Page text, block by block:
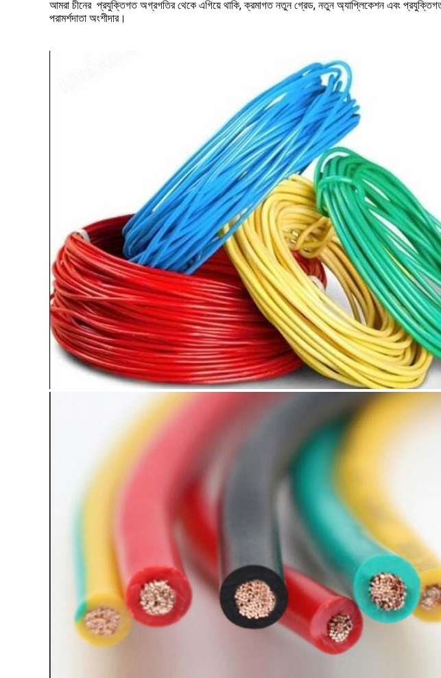
আমরা চীনের প্রযুক্তিগত অগ্রগতির থেকে এগিয়ে থাকি, ক্রমাগত নতুন গ্রেড, নতুন অ্যাপ্লিকেশন এবং
পরামর্শদাতা অংশীদার।